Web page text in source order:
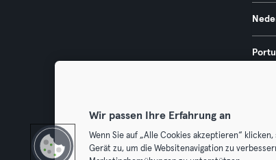
Wir passen Ihre Erfahrung an
Wenn Sie auf „Alle Cookies akzeptieren“
Gerät zu, um die Websitenavigation zu